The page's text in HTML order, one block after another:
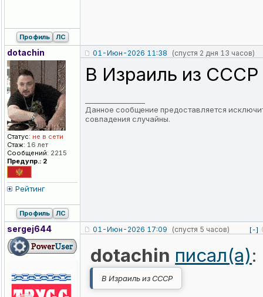
Профиль ЛС
dotachin
Статус: не в сети
Стаж: 16 лет
Сообщений: 2215
Предупр.: 2
Рейтинг
01-Июн-2026 11:38 (спустя 2 дня 13 часов)
В Израиль из СССР
Данное сообщение предоставляется
совпадения случайны.
Профиль ЛС
sergej644 01-Июн-2026 17:09 (спустя 5 часов) [-]
dotachin писал(а):
В Израиль из СССР